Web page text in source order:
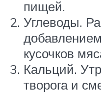
пищей.
Углеводы.
кусочков
Кальций.
творога и